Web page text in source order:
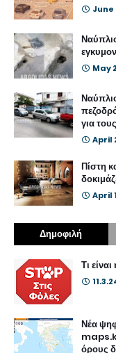
June
May
για
April
Πίστη
April
Δημοφιλή
Τι
Νέα
όρους